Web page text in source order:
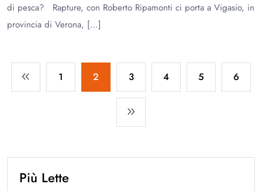
di pesca? Rapture, con Roberto Ripamonti ci porta a Vigasio, in
provincia di Verona, […]
1 2 3 4 5 6
Più Lette